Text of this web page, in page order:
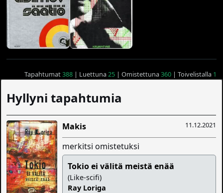
Tapahtumat388| Luettuna25| Omistettuna360| Toivelistalla 1
Hyllyni tapahtumia
11.12.2021
Makis
merkitsi omistetuksi
Tokio ei välitä meistä enää
(Like-scifi)
Ray Loriga